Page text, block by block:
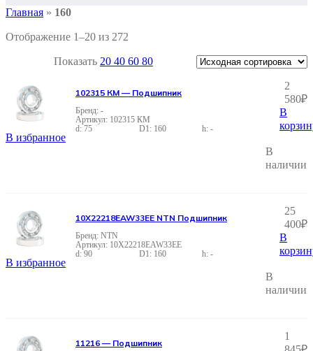
Главная » 160
Отображение 1–20 из 272
Показать 20 40 60 80
В избранное
102315 КМ
75
160 -
-
102315 КМ — Подшипник
2
580₽
В
В
наличии
В избранное
10X22218EAW33EE
90
160 -
NTN
10X22218EAW33EE NTN Подшипник
25
400₽
В
В
наличии
11216 — Подшипник
1